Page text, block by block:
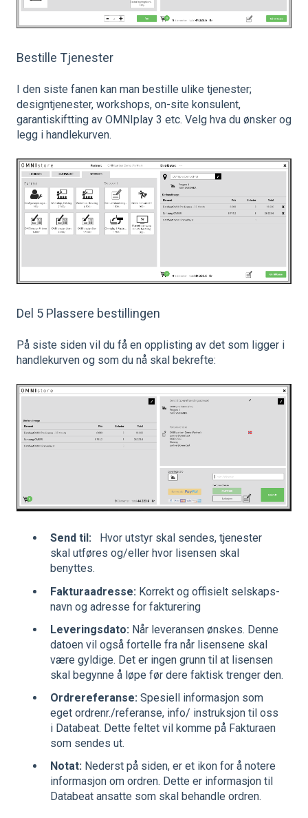
Bestille Tjenester
I den siste fanen kan man bestille ulike tjenester;
designtjenester, workshops, on-site konsulent,
garantiskiftting av OMNIplay 3 etc. Velg hva du ønsker og
legg i handlekurven.
Del 5 Plassere bestillingen
På siste siden vil du få en opplisting av det som ligger i
handlekurven og som du nå skal bekrefte:
Send til: Hvor utstyr skal sendes, tjenester
skal utføres og/eller hvor lisensen skal
benyttes.
Fakturaadresse: Korrekt og offisielt selskaps-
navn og adresse for fakturering
Leveringsdato: Når leveransen ønskes. Denne
datoen vil også fortelle fra når lisensene skal
være gyldige. Det er ingen grunn til at lisensen
skal begynne å løpe før dere faktisk trenger den.
Ordrereferanse: Spesiell informasjon som
eget ordrenr./referanse, info/ instruksjon til oss
i Databeat. Dette feltet vil komme på Fakturaen
som sendes ut.
Notat: Nederst på siden, er et ikon for å notere
informasjon om ordren. Dette er informasjon til
Databeat ansatte som skal behandle ordren.